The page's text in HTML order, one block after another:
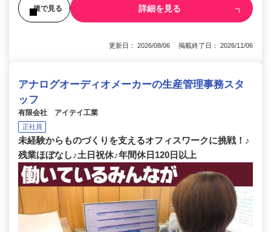
後で見る 詳細を見る
更新日： 2026/08/06 掲載終了日： 2026/11/06
アナログオーディオメーカーの生産管理事務スタ
ッフ
有限会社 アイテイ工業
正社員
未経験からものづくりを支えるオフィスワークに挑戦！♪
残業ほぼなし♪土日祝休♪年間休日120日以上